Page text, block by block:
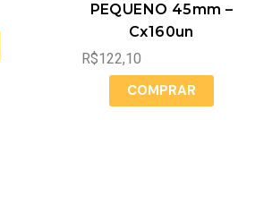
PEQUENO 45mm –
Cx160un
R$122,10
COMPRAR